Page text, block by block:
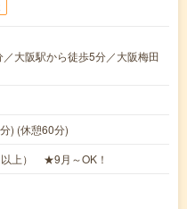
大阪駅から徒歩5分／大阪梅田
) (休憩60分)
以上） ★9月～OK！